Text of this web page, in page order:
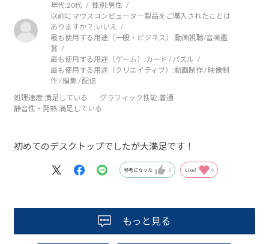
年代:20代 性別:男性
以前にマウスコンピューター製品をご購入されたことは
ありますか？: いいえ
最も使用する用途（一般・ビジネス）:動画視聴/音楽鑑
賞
最も使用する用途（ゲーム）:カード / パズル
最も使用する用途（クリエイティブ）:動画制作 / 映像制
作 / 編集 / 配信
処理速度:満足している グラフィック性能:普通
静音性・発熱:満足している
初めてのデスクトップでしたが大満足です！
参考になった 0 Like! 0
もっと見る